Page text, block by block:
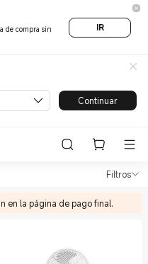
de compra sin
IR
Continuar
de
Filtros
en la página de pago final.
de ambiente